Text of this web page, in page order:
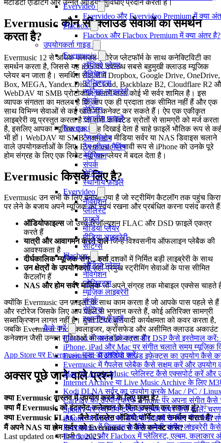
Evervideo
Evervideo और Evervideo Premium में क्या
Flacbox
Flacbox और Flacbox Premium में क्या अंतर है?
उपयोगकर्ता गाइड
Evermusic
ऑडियो प्लेयर
नेविगेशन
प्लेलिस्ट्स
म्यूजिक लाइब्रेरी
संपर्क
सेटिंग्स
स्थानीय फाइलें
Evertag
टैग एडिटर
टैग फ़ील्ड मैपिंग
नेविगेशन
संपर्क
सेटिंग्स
स्थानीय फ़ाइलें
Evervideo
नेविगेशन
प्लेलिस्ट
फाइलें
मीडिया प्लेयर
मीडिया लाइब्रेरी
सेटिंग्स
Flacbox
ऑडियो प्लेयर
नेविगेशन
प्लेलिस्ट्स
म्यूज़िक लाइब्रेरी
संपर्क
सेटिंग्स
स्थानीय फ़ाइलें
कैसे करें
Flacbox में साउंड इफेक्ट्स और DSP कैसे इस्तेमाल करें:
iPhone, iPad और Mac पर संगीत चलाते समय म्यूज़िक
Evermusic में ऑडियो साउंड इफ़ेक्ट्स का उपयोग कैसे
Evermusic में गैपलेस प्लेबैक कैसे सक्षम करें और उपयोग
Mac पर Apple Music प्लेलिस्ट कैसे एक्सपोर्ट करें और
Internet Archive या Live Music Archive के लिए
Kodi DLNA सर्वर का उपयोग करके Mac / PC /
CarPlay का उपयोग करके iPhone पर अपना संगीत कैसे
Spotify पर स्थानीय ट्रैक के एल्बम कवर कैसे बदलें:
iPhone या MAC पर ऑडियो फ़ाइलों के लिए गीत कैसे
Evermusic में डिवाइस के बीच अपनी संगीत लाइब्रेरी
Evermusic और Flacbox में प्लेलिस्ट, एल्बम,
मेटाडेटा एडिटिंग और उन्नत ऑडियो सुविधाएं प्रदान करता है।
Evermusic कौन सी क्लाउड सेवाओं का समर्थन
करता है?
Evermusic 12 से अधिक क्लाउड स्टोरेज प्लेटफॉर्म के साथ कनेक्टिविटी का
समर्थन करता है, जिससे यह iOS पर उपलब्ध सबसे बहुमुखी क्लाउड म्यूजिक
प्लेयर बन जाता है। समर्थित सेवाओं में Dropbox, Google Drive, OneDrive,
Box, MEGA, Yandex.Disk, pCloud, Backblaze B2, Cloudflare R2
WebDAV या SMB प्रोटोकॉल चलाने वाला कोई भी सर्वर शामिल है। इस
व्यापक संगतता का मतलब है कि आप एक ही प्रदाता तक सीमित नहीं हैं और एक
साथ विभिन्न सेवाओं से कई खाते भी कनेक्ट कर सकते हैं। ऐप एक एकीकृत
लाइब्रेरी व्यू प्रस्तुत करता है जो सभी कनेक्टेड स्रोतों से सामग्री को मर्ज करता
है, इसलिए आपका म्यूजिक एक जगह दिखाई देता है चाहे फ़ाइलें भौतिक रूप से
भी हों। WebDAV या SMB सक्षम होम मीडिया सर्वर या NAS डिवाइस चलाने
वाले उपयोगकर्ताओं के लिए, Evermusic प्रभावी रूप से iPhone को उनके पूरे
होम संग्रह के लिए एक रिमोट म्यूजिक प्लेयर में बदल देता है।
Evermusic किसके लिए है?
Evermusic उन सभी के लिए बनाया गया है जो स्ट्रीमिंग कैटलॉग तक पहुंच
पर लेने के बजाय अपने म्यूजिक को स्वयं रखना और प्रबंधित करना पसंद करते
ऑडियोफाइल्सजो उच्च-रिज़ॉल्यूशन FLAC और DSD फ़ाइलें एकत्र
करते हैं
यात्री और आवागमन करने वालेजिन्हें विश्वसनीय ऑफलाइन प्लेबैक की
आवश्यकता है
दीर्घकालिक म्यूजिक संग्रहकर्तादशकों में निर्मित बड़ी लाइब्रेरी के साथ
उन क्षेत्रों के उपयोगकर्ताजहाँ प्रमुख स्ट्रीमिंग सेवाओं के पास सीमित
कैटलॉग हैं
NAS और होम सर्वर मालिकजो अपने संग्रह तक मोबाइल एक्सेस चाहते
क्योंकि Evermusic उन फ़ाइलों के साथ काम करता है जो आपके पास पहले से हैं
और स्टोरेज जिसके लिए आप पहले से भुगतान करते हैं, कोई अतिरिक्त सामग्री
सब्सक्रिप्शन लागत नहीं है। मुफ्त टियर बुनियादी कार्यक्षमता को कवर करता है,
जबकि Evermusic Pro इक्वलाइजर, क्रॉसफेड और असीमित क्लाउड अकाउंट
कनेक्शन जैसी उन्नत सुविधाओं को अनलॉक करता है।
App Store पर Evermusic मुफ्त डाउनलोड करें.
अक्सर पूछे जाने वाले प्रश्न
क्या Evermusic वास्तव में उपयोग करने के लिए मुफ्त है?
क्या मैं Evermusic को इंटरनेट कनेक्शन के बिना उपयोग कर सकता हूं?
क्या Evermusic FLAC जैसे लॉसलेस ऑडियो फॉर्मेट का समर्थन करता है?
मैं अपने NAS या होम सर्वर को Evermusic से कैसे कनेक्ट करूं?
Last updated onजनवरी 5, 2025